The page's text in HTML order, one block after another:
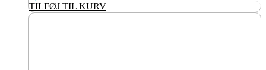
TILFØJ TIL KURV